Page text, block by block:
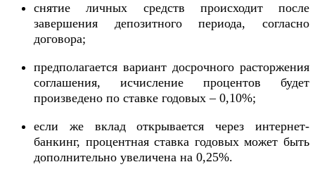
снятие личных средств происходит после
завершения депозитного периода, согласно
договора;
предполагается вариант досрочного расторжения
соглашения, исчисление процентов будет
произведено по ставке годовых – 0,10%;
если же вклад открывается через интернет-
банкинг, процентная ставка годовых может быть
дополнительно увеличена на 0,25%.